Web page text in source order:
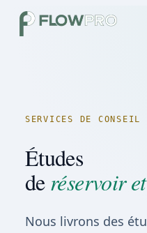
SERVICES DE CONSEIL
Études
deréservoir
Nous livrons des